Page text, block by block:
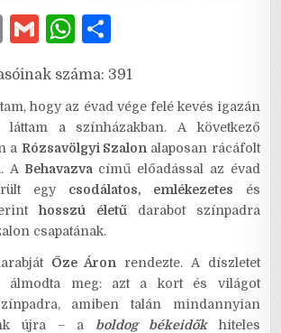
E
ai
l
G
ai
l
W
at
s
A
p
p
ar
e
száma: 391
hogy az évad vége felé kevés igazán
láttam a színházakban. A következő
a Rózsavölgyi Szalon alaposan rácáfolt
A Behavazva című előadással az évad
egy csodálatos, emlékezetes és
hosszú életű darabot színpadra
csapatának.
Őze Áron rendezte. A díszletet
álmodta meg: azt a kort és világot
amiben talán mindannyian
újra – a boldog békeidőkhiteles